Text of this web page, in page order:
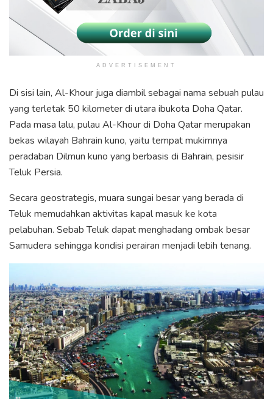
ADVERTISEMENT
Di sisi lain, Al-Khour juga diambil sebagai nama sebuah pulau
yang terletak 50 kilometer di utara ibukota Doha Qatar.
Pada masa lalu, pulau Al-Khour di Doha Qatar merupakan
bekas wilayah Bahrain kuno, yaitu tempat mukimnya
peradaban Dilmun kuno yang berbasis di Bahrain, pesisir
Teluk Persia.
Secara geostrategis, muara sungai besar yang berada di
Teluk memudahkan aktivitas kapal masuk ke kota
pelabuhan. Sebab Teluk dapat menghadang ombak besar
Samudera sehingga kondisi perairan menjadi lebih tenang.